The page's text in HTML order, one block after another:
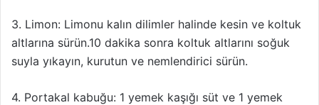
3. Limon: Limonu kalın dilimler halinde kesin ve koltuk
altlarına sürün.10 dakika sonra koltuk altlarını soğuk
suyla yıkayın, kurutun ve nemlendirici sürün.
4. Portakal kabuğu: 1 yemek kaşığı süt ve 1 yemek